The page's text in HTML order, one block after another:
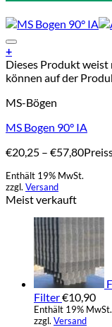
+
Dieses Produkt
können auf der
MS-Bögen
MS Bogen 90° IA
€20,25 – €57,80
Enthält 19% MwSt.
zzgl. Versand
Meist verkauft
Filter€10,90
Enthält 19% MwSt.
zzgl. Versand